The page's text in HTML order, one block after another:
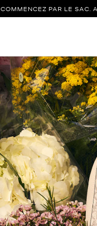
COMMENCEZ PAR LE SAC.